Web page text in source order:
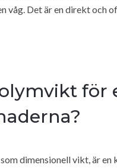
våg. Det är en direkt och
för
dimensionell vikt, är